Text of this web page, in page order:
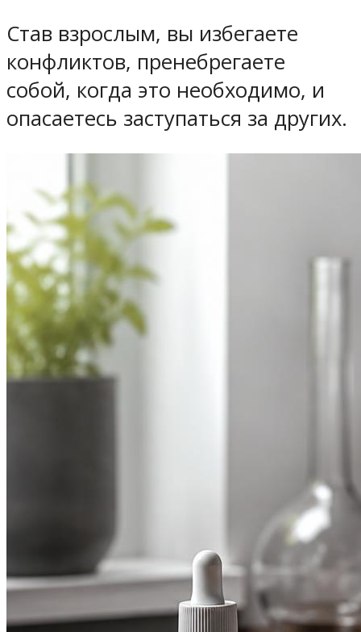
Став взрослым, вы избегаете
конфликтов, пренебрегаете
собой, когда это необходимо, и
опасаетесь заступаться за других.